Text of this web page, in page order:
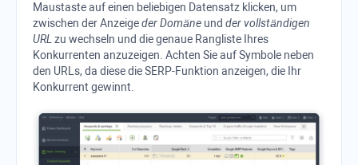
Maustaste auf einen beliebigen Datensatz klicken, um
zwischen der Anzeigeder Domäne und der vollständigen
URL zu wechseln und die genaue Rangliste Ihres
Konkurrenten anzuzeigen. Achten Sie auf Symbole neben
den URLs, da diese die SERP-Funktion anzeigen, die Ihr
Konkurrent gewinnt.